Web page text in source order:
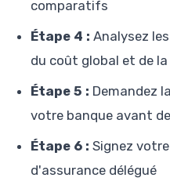
comparatifs
Étape 4 : Analysez
du coût global et de
Étape 5 : Demandez
votre banque avant
Étape 6 : Signez
d'assurance délégué